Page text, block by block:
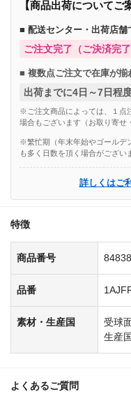
【商品出荷についてご
■ 配送センター・出荷店舗
ご注文完了（ご決済完
■ 複数点ご注文で在庫が揃
出荷までに4日～7日程
※ご注文商品によっては、１点
場合もございます（お取り寄せ
※繁忙期（年末年始やゴールデ
も多く日数を頂く場合がござい
詳しくはご
特徴
商品番号
品番
素材・生産国
受球
生産
よくあるご質問